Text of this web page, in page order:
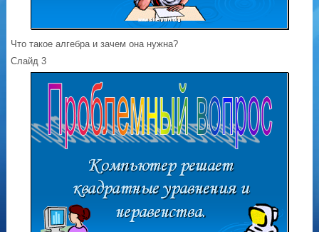
Что такое алгебра и зачем она нужна?
Слайд 3